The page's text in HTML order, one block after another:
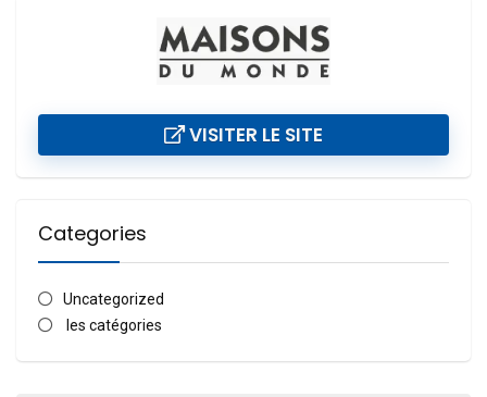
VISITER LE SITE
Categories
Uncategorized
les catégories